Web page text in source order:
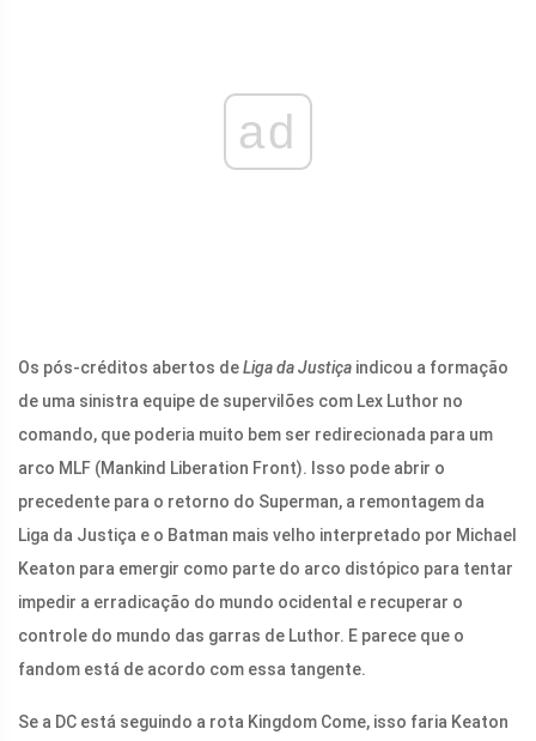
ad
Os pós-créditos abertos deLiga da Justiça indicou a formação
de uma sinistra equipe de supervilões com Lex Luthor no
comando, que poderia muito bem ser redirecionada para um
arco MLF (Mankind Liberation Front). Isso pode abrir o
precedente para o retorno do Superman, a remontagem da
Liga da Justiça e o Batman mais velho interpretado por Michael
Keaton para emergir como parte do arco distópico para tentar
impedir a erradicação do mundo ocidental e recuperar o
controle do mundo das garras de Luthor. E parece que o
fandom está de acordo com essa tangente.
Se a DC está seguindo a rota Kingdom Come, isso faria Keaton